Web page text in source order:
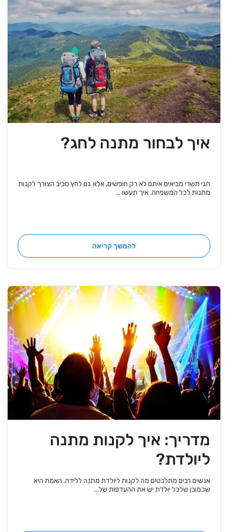
איך לבחור מתנה לחג?
חגי תשרי מביאים איתם לא רק חופשים, אלא גם לחץ סביב הצורך לקנות
מתנות לכל המשפחה. איך תעשו ...
להמשך קריאה
מדריך: איך לקנות מתנה
ליולדת?
אנשים רבים מתלבטים מה לקנות ליולדת מתנה ללידה. האמת היא
שכמובן שלכל יולדת יש את ההעדפות של...